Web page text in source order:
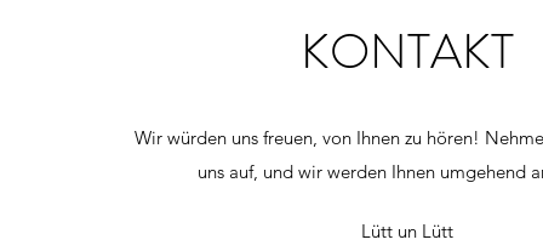
KONTAKT
Wir würden uns freuen, von Ihnen zu hören!
uns auf, und wir werden Ihnen umgehend
Lütt un Lütt